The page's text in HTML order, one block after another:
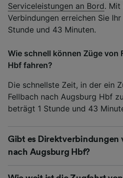
Serviceleistungen an Bord. Mit
Verbindungen erreichen Sie Ihr
Stunde und 43 Minuten.
Wie schnell können Züge von
Hbf fahren?
Die schnellste Zeit, in der ein
Fellbach nach Augsburg Hbf
beträgt 1 Stunde und 43
Gibt es Direktverbindungen
nach Augsburg Hbf?